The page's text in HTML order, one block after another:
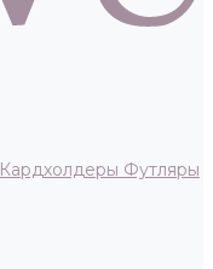
Кардхолдеры Футляры